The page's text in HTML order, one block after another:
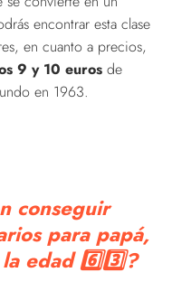
encontrar esta clase
en cuanto a precios,
9 y 10 euros de
en 1963.
conseguir
para papá,
edad 6️⃣3️⃣?